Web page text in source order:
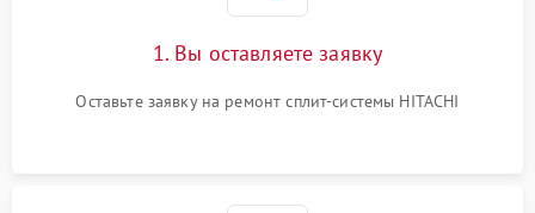
1. Вы оставляете заявку
Оставьте заявку на ремонт сплит-системы HITACHI